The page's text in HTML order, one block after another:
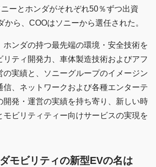
ーとホンダがそれぞれ50％ずつ出資
から、COOはソニーから選任された。
ホンダの持つ最先端の環境・安全技術を
リティ開発力、車体製造技術およびアフ
の実績と、ソニーグループのイメージン
信、ネットワークおよび各種エンターテ
開発・運営の実績を持ち寄り、新しい時
モビリティティー向けサービスの実現を
モビリティの新型EVの名は